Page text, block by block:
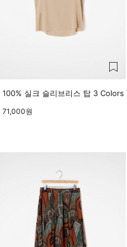
100% 실크 슬리브리스 탑 3 Colors
71,000원